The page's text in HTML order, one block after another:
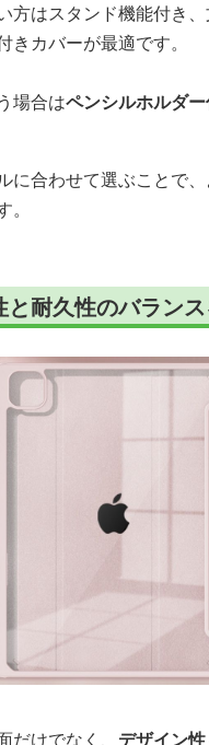
方はスタンド機能付き
きカバーが最適です。
場合はペンシルホルダー
に合わせて選ぶことで
と耐久性のバラン
だけでなく、 デザイン性